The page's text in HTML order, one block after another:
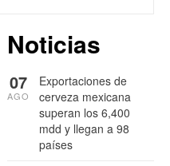
Noticias
Exportaciones de
cerveza mexicana
superan los 6,400
mdd y llegan a 98
países
07
AGO